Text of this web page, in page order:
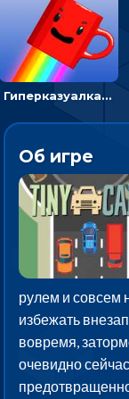
Гиперказуалка Летающая чашка кофе: двигаться и собирать кубики сахара
Об игре
рулем и совсем
избежать
вовремя,
очевидно